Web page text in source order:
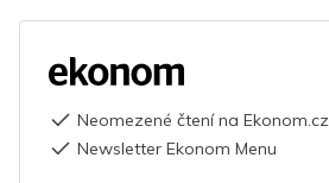
Neomezené čtení na Ekonom.cz
Newsletter Ekonom Menu